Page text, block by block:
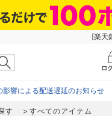
[楽天
響による配送遅延のお知らせ
す すべてのアイテム